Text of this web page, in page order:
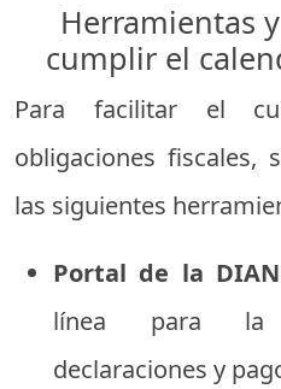
Herramientas y
cumplir el
Para facilitar el
obligaciones fiscales,
las siguientes
Portal de la
línea para
declaraciones y